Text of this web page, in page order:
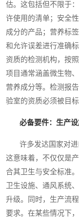
估。这包括但不限于
许使用的清单；安全
成分的产品；营养标
和允许误差进行准确
资质的检测机构，按
项目通常涵盖微生物
营养成分等。检测报
验室的资质必须被目
必备要件：生产
许多发达国家对进
这意味着，不仅仅是
合其卫生与安全标准
卫生设施、通风系统
升级。同时，生产流
要求。在某些情况下